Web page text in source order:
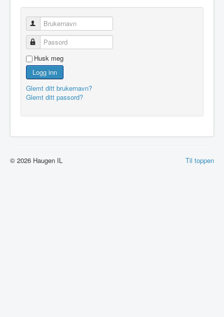
Brukernavn
Passord
Husk meg
Logg inn
Glemt ditt brukernavn?
Glemt ditt passord?
Til toppen
© 2026 Haugen IL